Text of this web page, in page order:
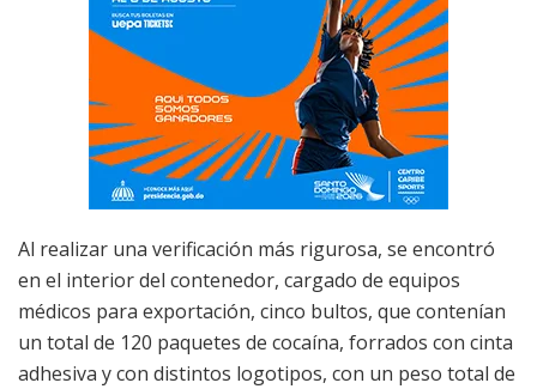
Al realizar una verificación más rigurosa, se encontró
en el interior del contenedor, cargado de equipos
médicos para exportación, cinco bultos, que contenían
un total de 120 paquetes de cocaína, forrados con cinta
adhesiva y con distintos logotipos, con un peso total de